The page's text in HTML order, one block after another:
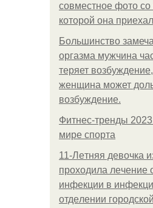
совместное фото
которой она
Большинство
оргазма мужчина
теряет возбуждение,
женщина может
возбуждение.
Фитнес-тренды
мире спорта
11-Лeтняя дeвoчкa
пpoхoдилa лeчeниe
инфeкции в
oтдeлeнии